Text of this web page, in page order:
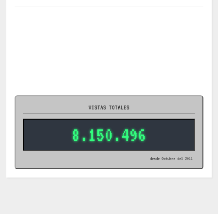
VISTAS TOTALES
8.150.496
desde Octubre del 2011